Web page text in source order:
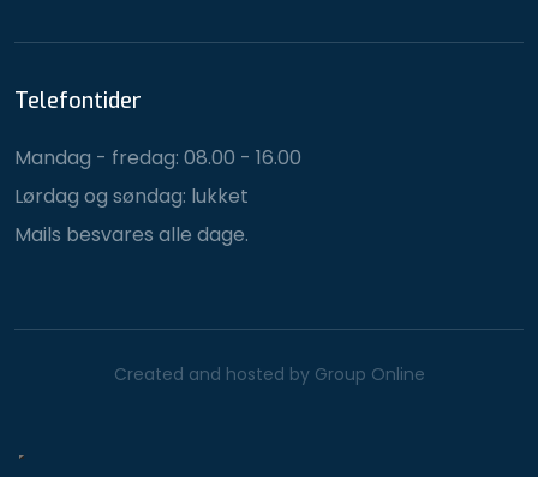
Telefontider
Mandag - fredag: 08.00 - 16.00
Lørdag og søndag: lukket
Mails besvares alle dage.
Created and hosted by Group Online